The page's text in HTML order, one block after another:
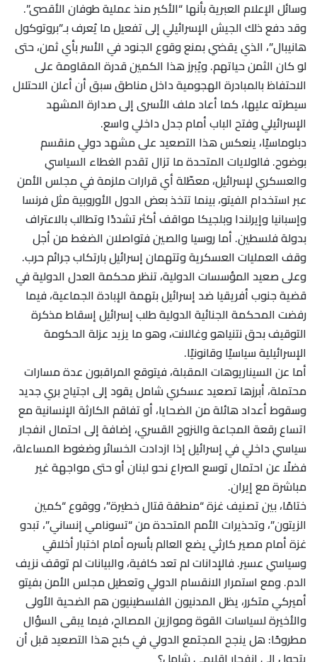
وسائل الإعلام العبرية بأنها “الأكبر منذ عملية طوفان الأقصى”.
وقد دفع ذلك الجيش الإسرائيلي إلى تفعيل ما يُعرف بـ”بروتوكول
هانيبال”، الذي يقضي بمنع وقوع الجنود في الأسر بأي ثمن، حتى
لو كان الثمن حياتهم. ويُبرز هذا الكمين قدرة المقاومة على
الاحتفاظ بالمبادرة الهجومية داخل مناطق سبق أن أعلن الاحتلال
سيطرته عليها، كما أعاد ملف الأسرى إلى صدارة المشهد
الإسرائيلي وفتح الباب أمام جدل داخلي واسع.
دبلوماسيًا، ينعكس هذا التصعيد على مشهد دولي منقسم
بوضوح. فالولايات المتحدة ما تزال تقدم الغطاء السياسي
والعسكري لإسرائيل، معطّلة أي قرارات ملزمة في مجلس الأمن
عبر استخدام الفيتو، بينما تتخذ بعض الدول الأوروبية مثل فرنسا
وإسبانيا وإيرلندا وبلجيكا مواقف أكثر تشددًا وتطالب بالاعتراف
بدولة فلسطين. أما روسيا والصين فتواصلان الضغط من أجل
وقف العمليات العسكرية وتتهمان إسرائيل بارتكاب جرائم حرب.
وعلى صعيد المؤسسات الدولية، تنظر محكمة العدل الدولية في
قضية جنوب أفريقيا ضد إسرائيل بتهمة الإبادة الجماعية، فيما
رفضت المحكمة الجنائية الدولية طلب إسرائيل إسقاط مذكرة
التوقيف بحق نتنياهو وغالانت، وهو ما يزيد عزلة الحكومة
الإسرائيلية سياسيًا وقانونيًا.
أما عن السيناريوهات المقبلة، فيتوقع المراقبون عدة مسارات
محتملة، أبرزها تصعيد عسكري شامل يقود إلى اجتياح بري جديد
وسقوط أعداد هائلة من الضحايا، أو تفاقم الكارثة الإنسانية مع
اتساع رقعة المجاعة والنزوح القسري، إضافة إلى احتمال انفجار
سياسي داخلي في إسرائيل إذا ازدادت الخسائر وضغوط المساءلة،
فضلًا عن احتمال توسع الصراع نحو لبنان أو حتى مواجهة غير
مباشرة مع إيران.
ختامًا، بين تصنيف غزة “منطقة قتال خطيرة”، ووقوع “كمين
الزيتون”، وتحذيرات الأمم المتحدة من “تسونامي إنساني”، تبدو
غزة أمام مصير كارثي يضع العالم بأسره أمام اختبار أخلاقي
وسياسي عسير. فالإدانات لم تعد كافية، والبيانات لم توقف نزيف
الدم. ومع استمرار الانقسام الدولي وتعطيل مجلس الأمن بفيتو
أميركي متكرر، يظل المدنيون الفلسطينيون هم الضحية الأولى
والأخيرة لسياسات القوة وموازين المصالح، فيما يبقى السؤال
مطروحًا: هل ينجح المجتمع الدولي في كبح هذا التصعيد قبل أن